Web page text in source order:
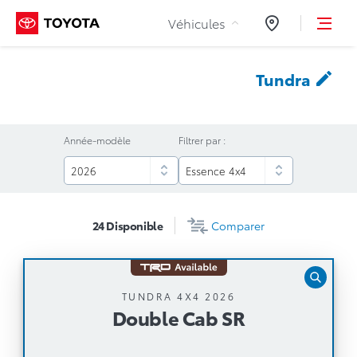
Aller au contenu
Véhicules
Tundra
Année-modèle Filtrer par :
24Disponible Comparer
TUNDRA 4X4 2026
Double Cab SR
Double Cab SR
Boîte automatique